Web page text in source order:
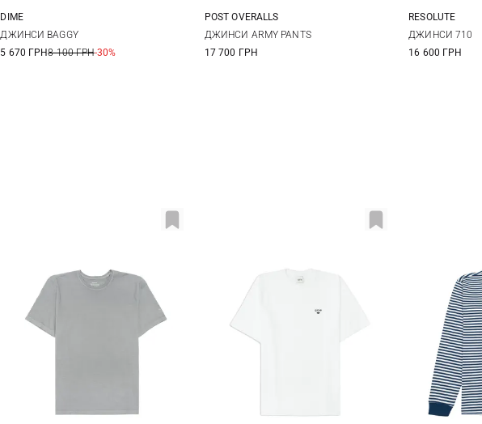
28 30
DIME
ДЖИНСИ BAGGY
5 670 ГРН8 100 ГРН-30%
S M
POST OVERALLS
ДЖИНСИ ARMY PANTS
17 700 ГРН
33/34 34/
RESOLUTE
ДЖИНСИ 710
16 600 ГРН